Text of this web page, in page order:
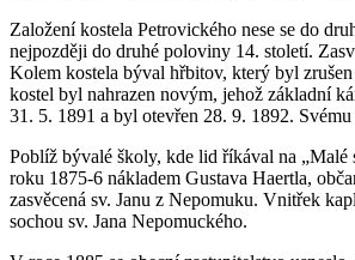
Založení kostela Petrovického nese se do
nejpozději do druhé poloviny 14. století.
Kolem kostela býval hřbitov, který byl
kostel byl nahrazen novým, jehož základní
31. 5. 1891 a byl otevřen 28. 9. 1892.
Poblíž bývalé školy, kde lid říkával na „Malé
roku 1875-6 nákladem Gustava Haertla,
zasvěcená sv. Janu z Nepomuku. Vnitřek
sochou sv. Jana Nepomuckého.